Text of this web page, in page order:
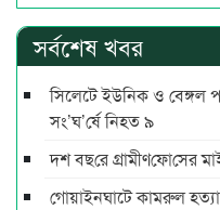
সর্বশেষ খবর
সিলেটে ইউনিক ও বেঙ্গল
সং’ঘ’র্ষে নিহত ৯
দশ বছ‌রে গ্রামীণ‌ফো‌সের
গোয়াইনঘাটে কামরুল হত্যা